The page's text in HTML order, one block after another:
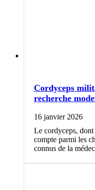
Cordyceps
recherche
16 janvier 2026
Le cordyceps,
compte parmi les
connus de la